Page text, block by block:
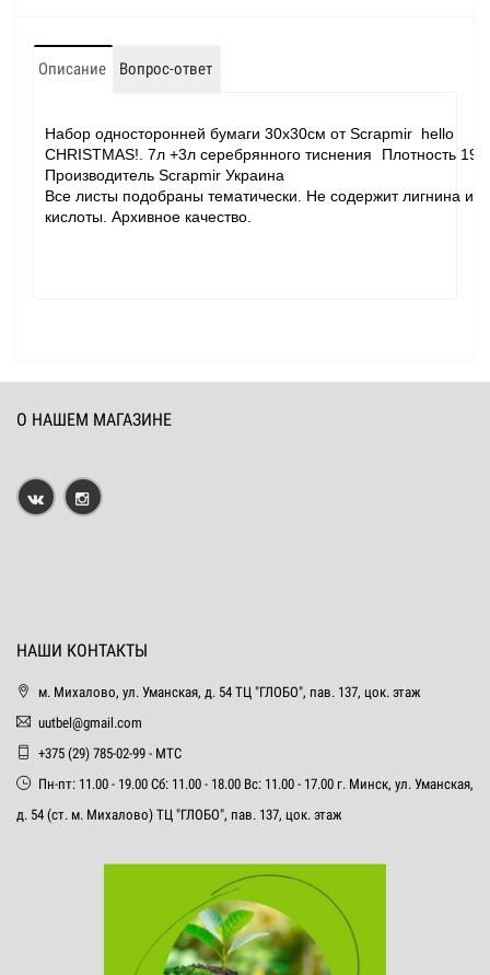
Описание Вопрос-ответ
Набор односторонней бумаги 30х30см от Scrapmir hello
CHRISTMAS!. 7л +3л серебрянного тиснения
Плотность
Производитель Scrapmir Украина
Все листы подобраны тематически. Не содержит лигнина и
кислоты. Архивное качество.
О НАШЕМ МАГАЗИНЕ
НАШИ КОНТАКТЫ
м. Михалово, ул. Уманская, д. 54 ТЦ "ГЛОБО", пав. 137, цок. этаж
uutbel@gmail.com
+375 (29) 785-02-99 - МТС
Пн-пт: 11.00 - 19.00 Сб: 11.00 - 18.00 Вс: 11.00 - 17.00 г. Минск, ул. Уманская,
д. 54 (ст. м. Михалово) ТЦ "ГЛОБО", пав. 137, цок. этаж